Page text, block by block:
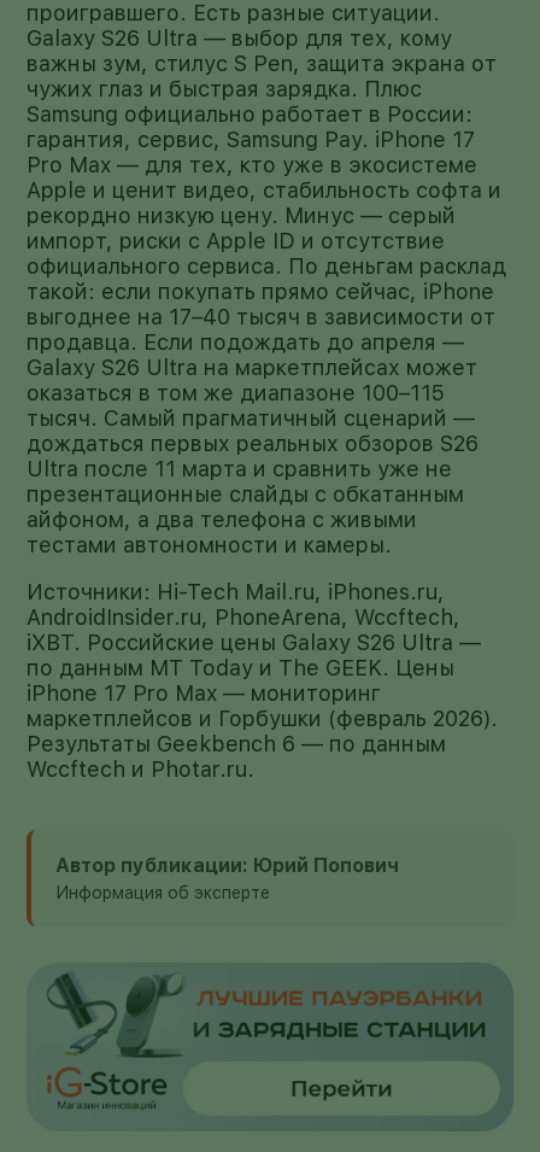
проигравшего. Есть разные ситуации.
Galaxy S26 Ultra — выбор для тех, кому
важны зум, стилус S Pen, защита экрана от
чужих глаз и быстрая зарядка. Плюс
Samsung официально работает в России:
гарантия, сервис, Samsung Pay. iPhone 17
Pro Max — для тех, кто уже в экосистеме
Apple и ценит видео, стабильность софта и
рекордно низкую цену. Минус — серый
импорт, риски с Apple ID и отсутствие
официального сервиса. По деньгам расклад
такой: если покупать прямо сейчас, iPhone
выгоднее на 17–40 тысяч в зависимости от
продавца. Если подождать до апреля —
Galaxy S26 Ultra на маркетплейсах может
оказаться в том же диапазоне 100–115
тысяч. Самый прагматичный сценарий —
дождаться первых реальных обзоров S26
Ultra после 11 марта и сравнить уже не
презентационные слайды с обкатанным
айфоном, а два телефона с живыми
тестами автономности и камеры.
Источники: Hi-Tech Mail.ru, iPhones.ru,
AndroidInsider.ru, PhoneArena, Wccftech,
iXBT. Российские цены Galaxy S26 Ultra —
по данным MT Today и The GEEK. Цены
iPhone 17 Pro Max — мониторинг
маркетплейсов и Горбушки (февраль 2026).
Результаты Geekbench 6 — по данным
Wccftech и Photar.ru.
Автор публикации: Юрий Попович
Информация об эксперте